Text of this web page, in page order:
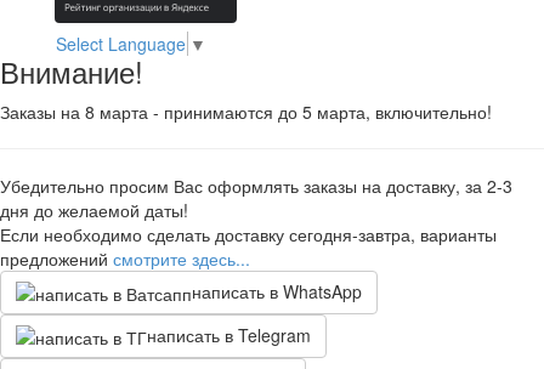
Select Language ▼
Внимание!
Заказы на 8 марта - принимаются до 5 марта, включительно!
Убедительно просим Вас оформлять заказы на доставку, за 2-3
дня до желаемой даты!
Если необходимо сделать доставку сегодня-завтра, варианты
предложений смотрите здесь...
написать в WhatsApp
написать в Telegram